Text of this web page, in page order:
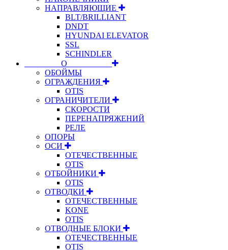
НАПРАВЛЯЮЩИЕ
BLT/BRILLIANT
DNDT
HYUNDAI ELEVATOR
SSL
SCHINDLER
⠀⠀⠀⠀⠀⠀О⠀⠀⠀⠀⠀⠀⠀
ОБОЙМЫ
ОГРАЖДЕНИЯ
OTIS
ОГРАНИЧИТЕЛИ
СКОРОСТИ
ПЕРЕНАПРЯЖЕНИЙ
РЕЛЕ
ОПОРЫ
ОСИ
ОТЕЧЕСТВЕННЫЕ
OTIS
ОТБОЙНИКИ
OTIS
ОТВОДКИ
ОТЕЧЕСТВЕННЫЕ
KONE
OTIS
ОТВОДНЫЕ БЛОКИ
ОТЕЧЕСТВЕННЫЕ
OTIS